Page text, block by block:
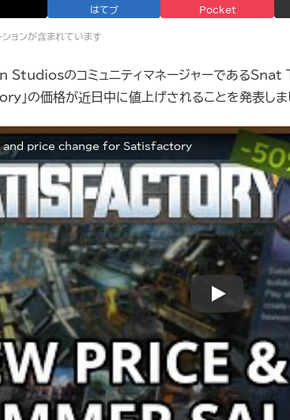
はてブ Pocket
ョンが含まれています
のコミュニティマネージャーであるSnat
」の価格が近日中に値上げされることを発表しま
and price change for Satisfactory